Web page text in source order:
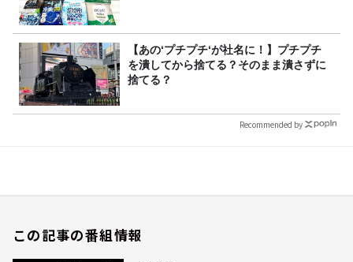
【あの‘プチプチ‘が社名に！】プチプチ
を潰してから捨てる？そのまま潰さずに
捨てる？
Recommended by
この記事の番組情報